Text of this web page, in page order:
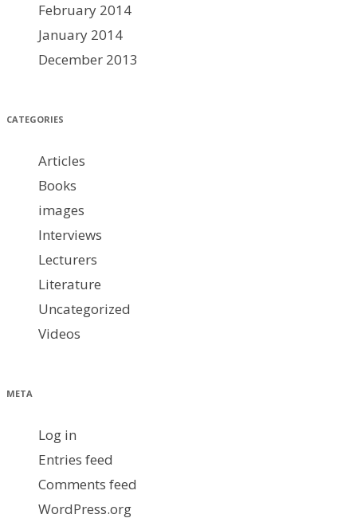
February 2014
January 2014
December 2013
CATEGORIES
Articles
Books
images
Interviews
Lecturers
Literature
Uncategorized
Videos
META
Log in
Entries feed
Comments feed
WordPress.org